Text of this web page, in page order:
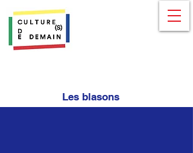
Les blasons